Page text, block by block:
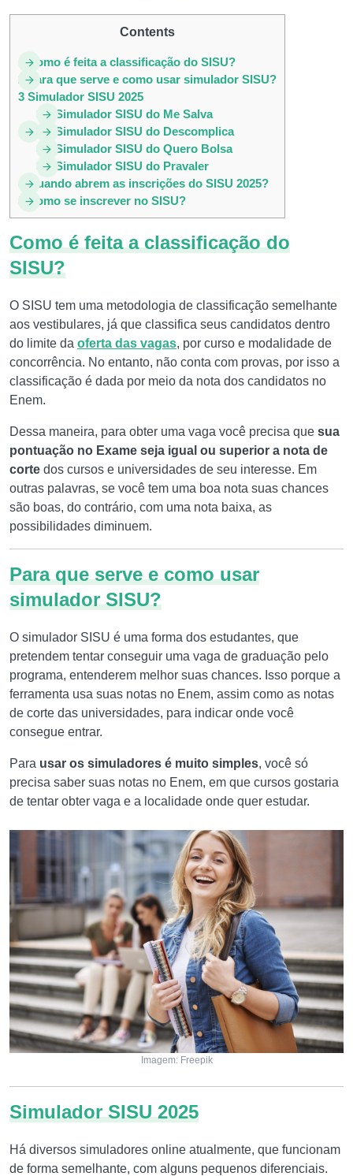
Contents
Como é feita a classificação do SISU?
2 Para que serve e como usar simulador SISU?
3 Simulador SISU 2025
3.1 Simulador SISU do Me Salva
3.2 Simulador SISU do Descomplica
3.3 Simulador SISU do Quero Bolsa
3.4 Simulador SISU do Pravaler
4 Quando abrem as inscrições do SISU 2025?
5 Como se inscrever no SISU?
Como é feita a classificação do
SISU?
O SISU tem uma metodologia de classificação semelhante
aos vestibulares, já que classifica seus candidatos dentro
do limite da oferta das vagas, por curso e modalidade de
concorrência. No entanto, não conta com provas, por isso a
classificação é dada por meio da nota dos candidatos no
Enem.
Dessa maneira, para obter uma vaga você precisa que sua
pontuação no Exame seja igual ou superior a nota de
corte dos cursos e universidades de seu interesse. Em
outras palavras, se você tem uma boa nota suas chances
são boas, do contrário, com uma nota baixa, as
possibilidades diminuem.
Para que serve e como usar
simulador SISU?
O simulador SISU é uma forma dos estudantes, que
pretendem tentar conseguir uma vaga de graduação pelo
programa, entenderem melhor suas chances. Isso porque a
ferramenta usa suas notas no Enem, assim como as notas
de corte das universidades, para indicar onde você
consegue entrar.
Para usar os simuladores é muito simples, você só
precisa saber suas notas no Enem, em que cursos gostaria
de tentar obter vaga e a localidade onde quer estudar.
Imagem: Freepik
Simulador SISU 2025
Há diversos simuladores online atualmente, que funcionam
de forma semelhante, com alguns pequenos diferenciais.